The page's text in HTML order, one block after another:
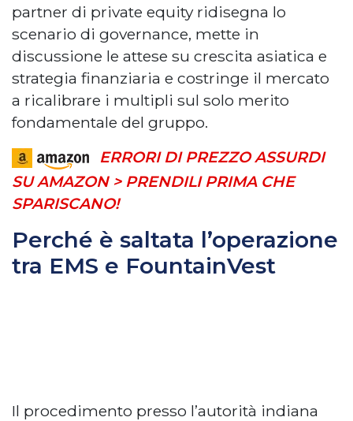
partner di private equity ridisegna lo
scenario di governance, mette in
discussione le attese su crescita asiatica e
strategia finanziaria e costringe il mercato
a ricalibrare i multipli sul solo merito
fondamentale del gruppo.
ERRORI DI PREZZO ASSURDI
SU AMAZON > PRENDILI PRIMA CHE
SPARISCANO!
Perché è saltata l’operazione
tra EMS e FountainVest
Il procedimento presso l’autorità indiana